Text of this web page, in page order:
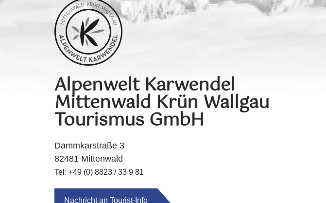
Alpenwelt Karwendel
Mittenwald Krün Wallgau
Tourismus GmbH
Dammkarstraße 3
82481 Mittenwald
Tel: +49 (0) 8823 / 33 9 81
Nachricht an Tourist-Info